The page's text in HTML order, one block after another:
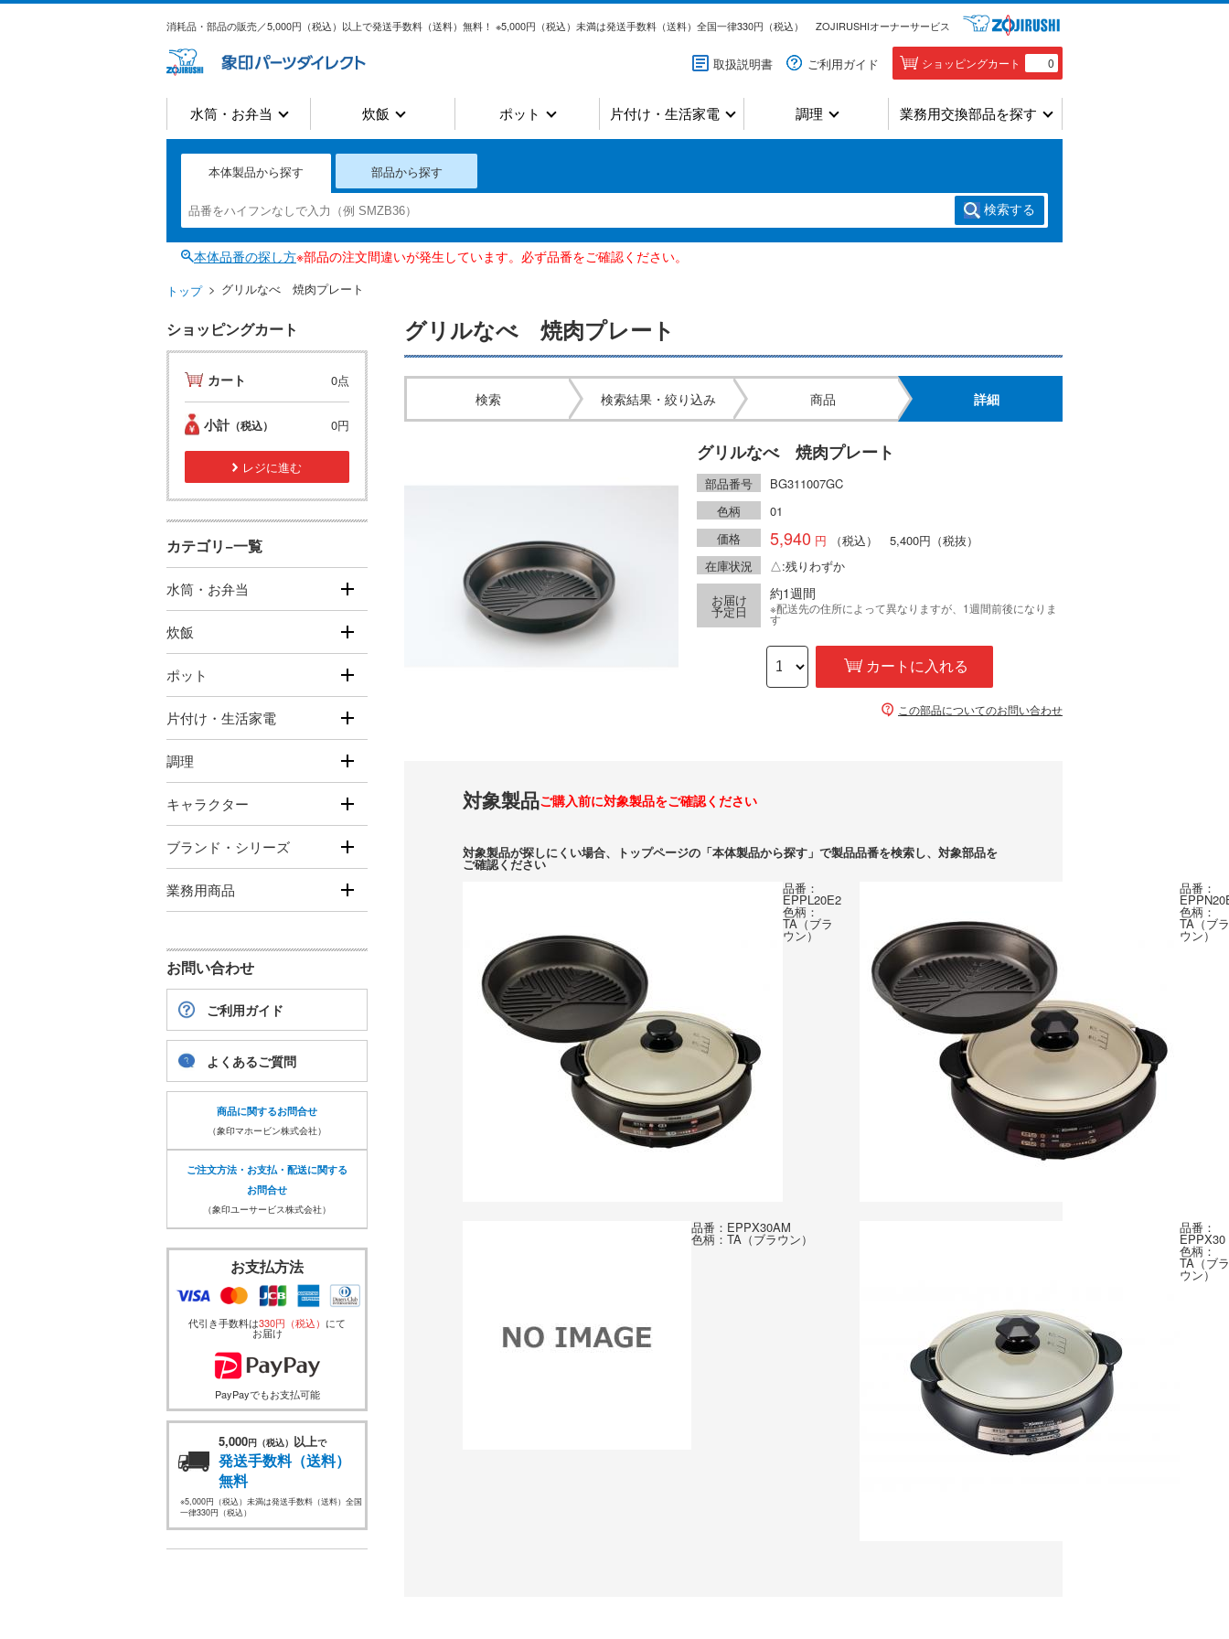
消耗品・部品の販売／5,000円（税込）以上で発送手数料（送料）無料！ ※5,000円（税込）未満は発送手数料（送料）全国一律330円（税込） ZOJIRUSHIオーナーサービス
取扱説明書 ご利用ガイド ショッピングカート 0
水筒・お弁当 炊飯 ポット 片付け・生活家電 調理 業務用交換部品を探す
本体製品から探す 部品から探す
検索する
本体品番の探し方※部品の注文間違いが発生しています。必ず品番をご確認ください。
トップ グリルなべ 焼肉プレート
グリルなべ 焼肉プレート
検索 検索結果・絞り込み 商品 詳細
グリルなべ 焼肉プレート
部品番号
BG311007GC
色柄
01
価格
5,940 （税込） 5,400円 （税抜）
在庫状況
△:残りわずか
お届け
予定日
約1週間
※配送先の住所によって異なりますが、1週間前後になりま
す
カートに入れる
この部品についてのお問い合わせ
対象製品ご購入前に対象製品をご確認ください
対象製品が探しにくい場合、トップページの「本体製品から探す」で製品品番を検索し、対象部品を
ご確認ください
品番：
EPPL20E2
色柄：
TA（ブラ
ウン）
品番：
色柄：
TA（ブラ
ウン）
品番：EPPX30AM
色柄：TA（ブラウン）
品番：
EPPX30
色柄：
TA（ブラ
ウン）
ショッピングカート
カート 0点
小計 （税込） 0円
レジに進む
カテゴリ−一覧
水筒・お弁当
炊飯
ポット
片付け・生活家電
調理
キャラクター
ブランド・シリーズ
業務用商品
お問い合わせ
ご利用ガイド
よくあるご質問
商品に関するお問合せ
（象印マホービン株式会社）
ご注文方法・お支払・配送に関する
お問合せ
（象印ユーサービス株式会社）
お支払方法
代引き手数料は330円（税込） にて
お届け
PayPayでもお支払可能
5,000円（税込） 以上で
発送手数料（送料）
無料
※5,000円（税込）未満は発送手数料（送料）全国
一律330円（税込）